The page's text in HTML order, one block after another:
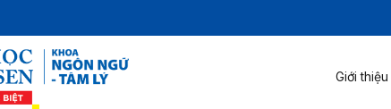
Giới thiệu